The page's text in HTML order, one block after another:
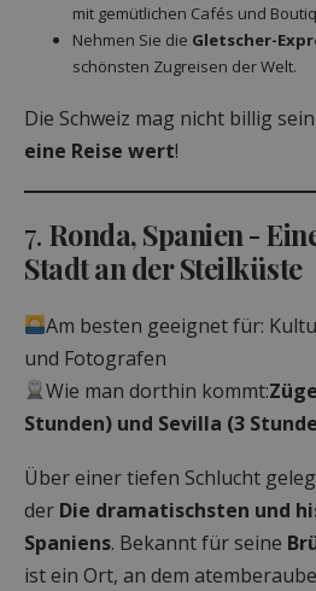
mit gemütlichen Cafés und
Nehmen Sie die Gletscher-
schönsten Zugreisen der Welt.
Die Schweiz mag nicht billig
eine Reise wert!
7. Ronda, Spanien -
Stadt an der Steilküste
Am besten geeignet für:
und Fotografen
Wie man dorthin kommt:
Stunden) und Sevilla (3
Über einer tiefen Schlucht
der Die dramatischsten und
Spaniens. Bekannt für seine
ist ein Ort, an dem